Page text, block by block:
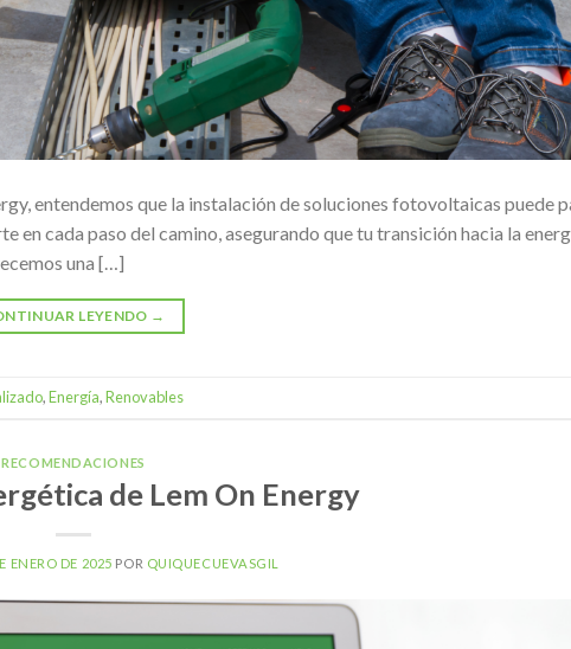
entendemos que la instalación de soluciones fotovoltaicas puede
en cada paso del camino, asegurando que tu transición hacia la
una […]
LEYENDO →
,Energía,Renovables
RECOMENDACIONES
de Lem On Energy
ENERO DE 2025 POR QUIQUECUEVASGIL